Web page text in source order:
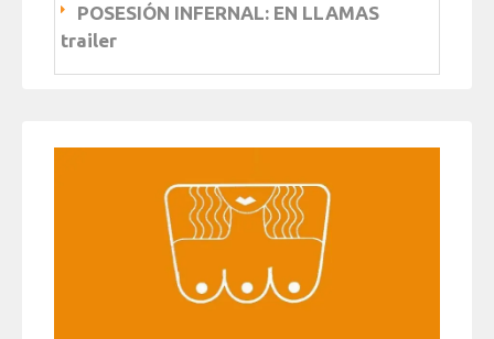
POSESIÓN INFERNAL: EN LLAMAS
trailer